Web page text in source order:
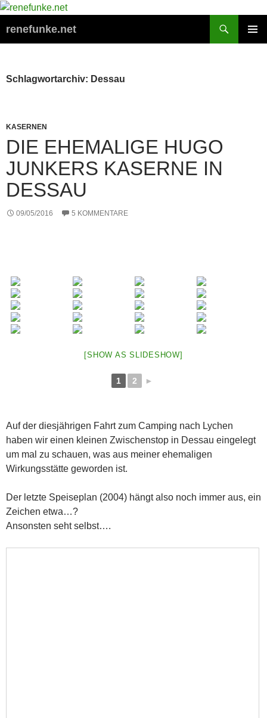
Zum
springen
renefunke.net
Schlagwortarchiv: Dessau
KASERNEN
DIE EHEMALIGE HUGO
JUNKERS KASERNE IN
DESSAU
09/05/2016 5 KOMMENTARE
[SHOW AS SLIDESHOW]
1 2 ►
Auf der diesjährigen Fahrt zum Camping nach Lychen
haben wir einen kleinen Zwischenstop in Dessau eingelegt
um mal zu schauen, was aus meiner ehemaligen
Wirkungsstätte geworden ist.
Der letzte Speiseplan (2004) hängt also noch immer aus, ein
Zeichen etwa…?
Ansonsten seht selbst….